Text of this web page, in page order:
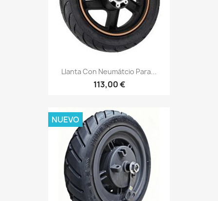
Llanta Con Neumátcio Para...
113,00 €
NUEVO